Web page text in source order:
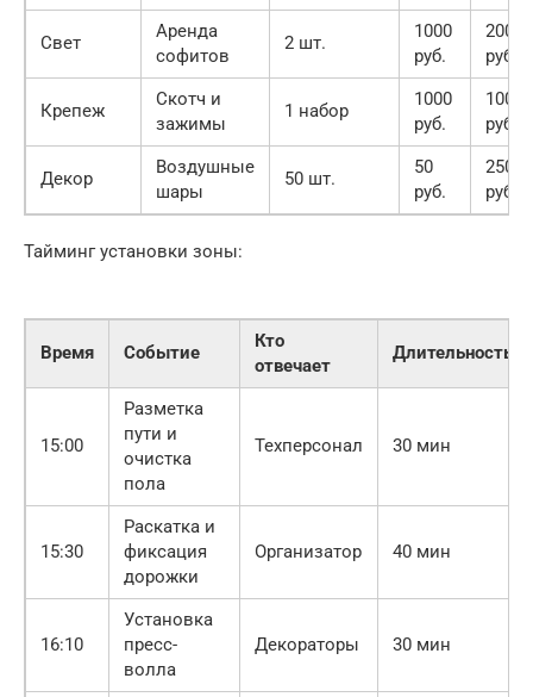
Свет
Аренда
софитов
2 шт.
1000
руб.
2000
руб.
Крепеж
Скотч и
зажимы
1 набор
1000
руб.
1000
руб.
Декор
Воздушные
шары
50 шт.
50
руб.
2500
руб.
Тайминг установки зоны:
Время Событие
Кто
отвечает
Длительность
15:00
Разметка
пути и
очистка
пола
Техперсонал 30 мин
15:30
Раскатка и
фиксация
дорожки
Организатор 40 мин
16:10
Установка
пресс-
волла
Декораторы 30 мин